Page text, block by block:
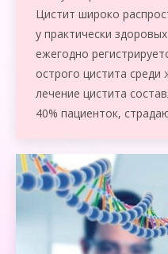
Цистит широко
у практически
ежегодно
острого цисти­та
лечение цистита
40% пациенток,